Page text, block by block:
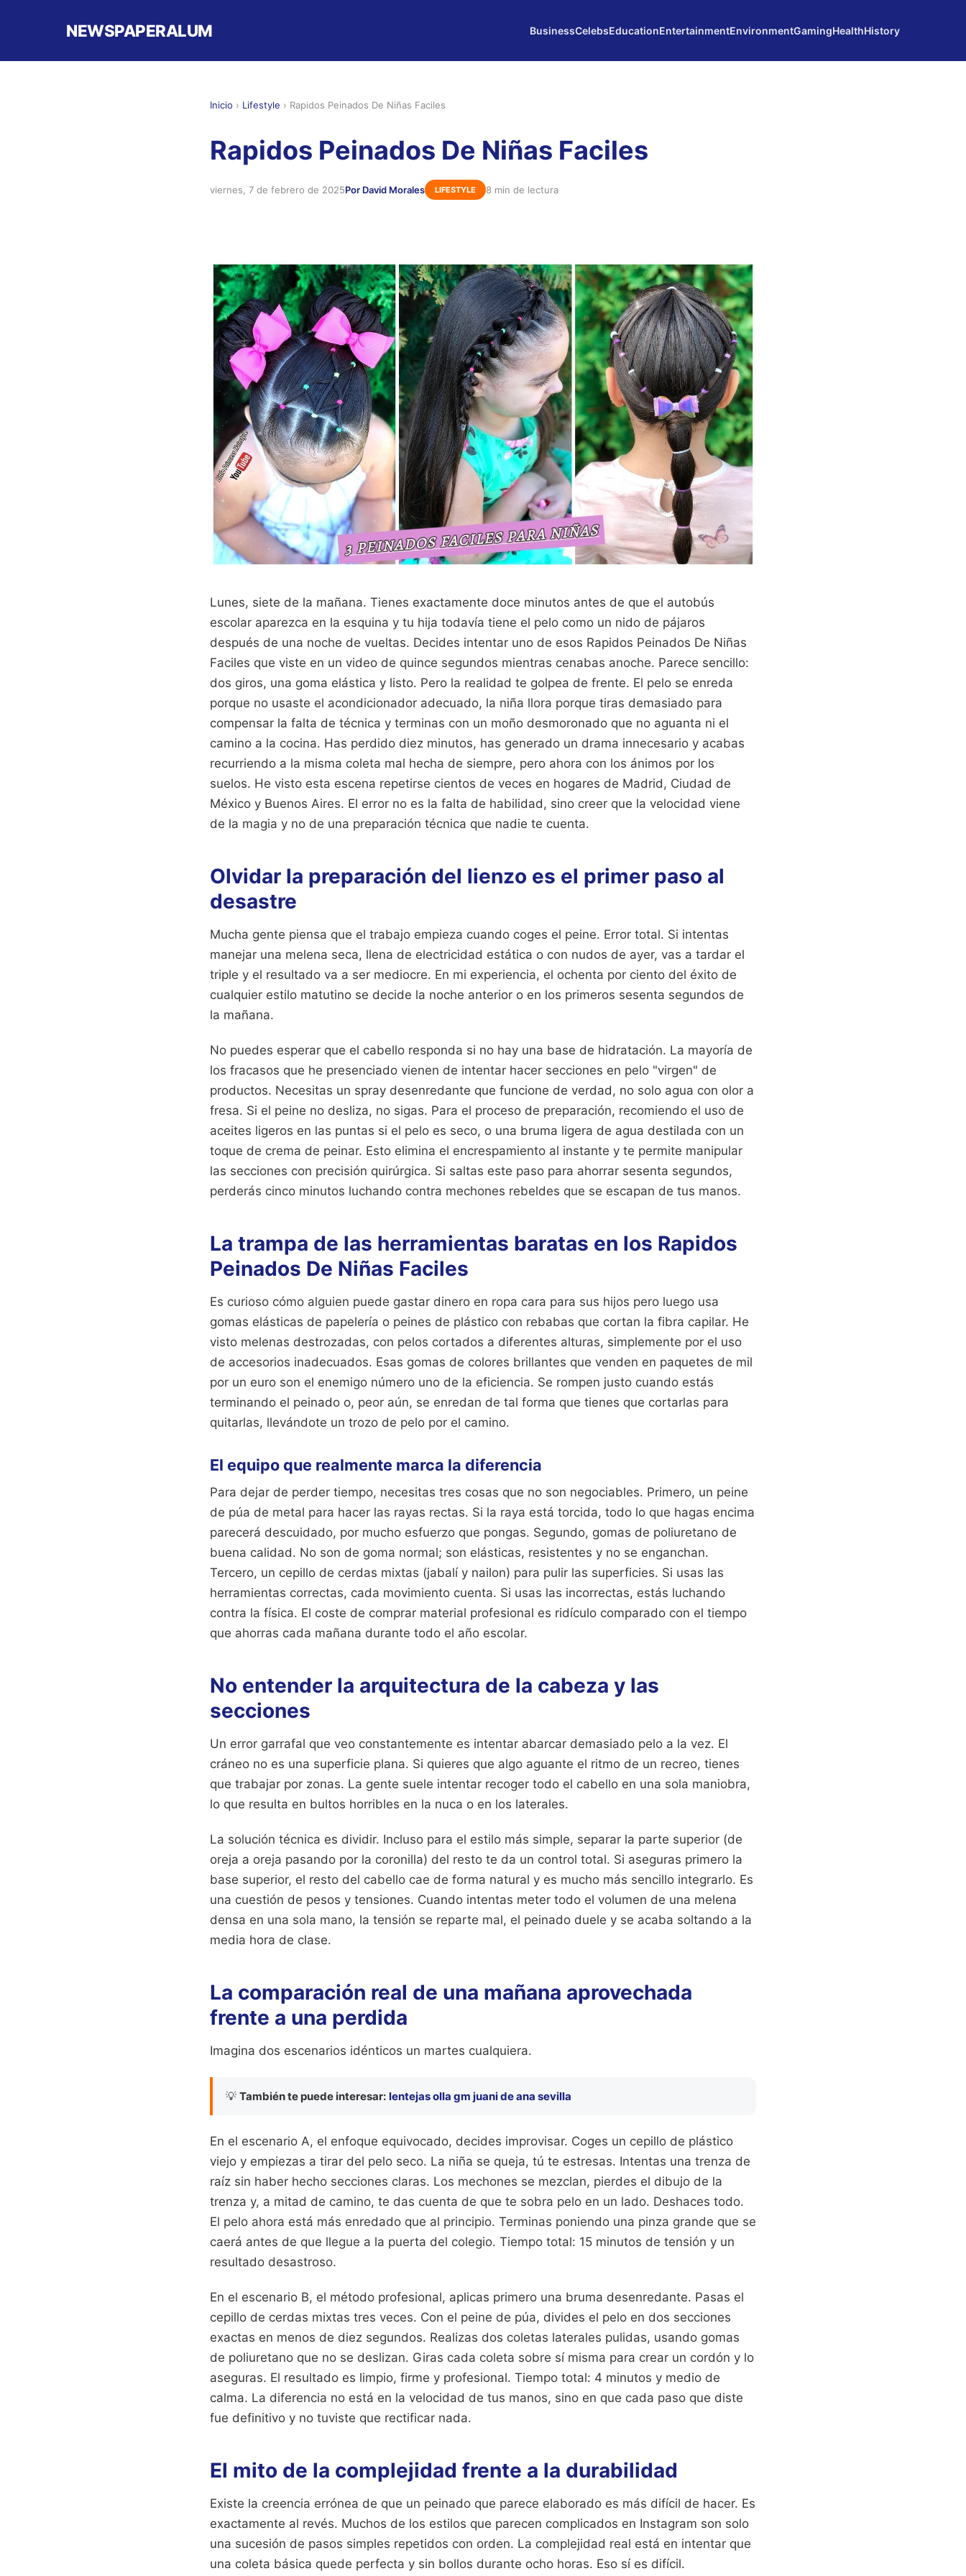
NEWSPAPERALUM BusinessCelebsEducationEntertainmentEnvironmentGamingHealthHistory
Inicio › Lifestyle › Rapidos Peinados De Niñas Faciles
Rapidos Peinados De Niñas Faciles
viernes, 7 de febrero de 2025Por David Morales LIFESTYLE 8 min de lectura
Lunes, siete de la mañana. Tienes exactamente doce minutos antes de que el autobús
escolar aparezca en la esquina y tu hija todavía tiene el pelo como un nido de pájaros
después de una noche de vueltas. Decides intentar uno de esos Rapidos Peinados De Niñas
Faciles que viste en un video de quince segundos mientras cenabas anoche. Parece sencillo:
dos giros, una goma elástica y listo. Pero la realidad te golpea de frente. El pelo se enreda
porque no usaste el acondicionador adecuado, la niña llora porque tiras demasiado para
compensar la falta de técnica y terminas con un moño desmoronado que no aguanta ni el
camino a la cocina. Has perdido diez minutos, has generado un drama innecesario y acabas
recurriendo a la misma coleta mal hecha de siempre, pero ahora con los ánimos por los
suelos. He visto esta escena repetirse cientos de veces en hogares de Madrid, Ciudad de
México y Buenos Aires. El error no es la falta de habilidad, sino creer que la velocidad viene
de la magia y no de una preparación técnica que nadie te cuenta.
Olvidar la preparación del lienzo es el primer paso al
desastre
Mucha gente piensa que el trabajo empieza cuando coges el peine. Error total. Si intentas
manejar una melena seca, llena de electricidad estática o con nudos de ayer, vas a tardar el
triple y el resultado va a ser mediocre. En mi experiencia, el ochenta por ciento del éxito de
cualquier estilo matutino se decide la noche anterior o en los primeros sesenta segundos de
la mañana.
No puedes esperar que el cabello responda si no hay una base de hidratación. La mayoría de
los fracasos que he presenciado vienen de intentar hacer secciones en pelo "virgen" de
productos. Necesitas un spray desenredante que funcione de verdad, no solo agua con olor a
fresa. Si el peine no desliza, no sigas. Para el proceso de preparación, recomiendo el uso de
aceites ligeros en las puntas si el pelo es seco, o una bruma ligera de agua destilada con un
toque de crema de peinar. Esto elimina el encrespamiento al instante y te permite manipular
las secciones con precisión quirúrgica. Si saltas este paso para ahorrar sesenta segundos,
perderás cinco minutos luchando contra mechones rebeldes que se escapan de tus manos.
La trampa de las herramientas baratas en los Rapidos
Peinados De Niñas Faciles
Es curioso cómo alguien puede gastar dinero en ropa cara para sus hijos pero luego usa
gomas elásticas de papelería o peines de plástico con rebabas que cortan la fibra capilar. He
visto melenas destrozadas, con pelos cortados a diferentes alturas, simplemente por el uso
de accesorios inadecuados. Esas gomas de colores brillantes que venden en paquetes de mil
por un euro son el enemigo número uno de la eficiencia. Se rompen justo cuando estás
terminando el peinado o, peor aún, se enredan de tal forma que tienes que cortarlas para
quitarlas, llevándote un trozo de pelo por el camino.
El equipo que realmente marca la diferencia
Para dejar de perder tiempo, necesitas tres cosas que no son negociables. Primero, un peine
de púa de metal para hacer las rayas rectas. Si la raya está torcida, todo lo que hagas encima
parecerá descuidado, por mucho esfuerzo que pongas. Segundo, gomas de poliuretano de
buena calidad. No son de goma normal; son elásticas, resistentes y no se enganchan.
Tercero, un cepillo de cerdas mixtas (jabalí y nailon) para pulir las superficies. Si usas las
herramientas correctas, cada movimiento cuenta. Si usas las incorrectas, estás luchando
contra la física. El coste de comprar material profesional es ridículo comparado con el tiempo
que ahorras cada mañana durante todo el año escolar.
No entender la arquitectura de la cabeza y las
secciones
Un error garrafal que veo constantemente es intentar abarcar demasiado pelo a la vez. El
cráneo no es una superficie plana. Si quieres que algo aguante el ritmo de un recreo, tienes
que trabajar por zonas. La gente suele intentar recoger todo el cabello en una sola maniobra,
lo que resulta en bultos horribles en la nuca o en los laterales.
La solución técnica es dividir. Incluso para el estilo más simple, separar la parte superior (de
oreja a oreja pasando por la coronilla) del resto te da un control total. Si aseguras primero la
base superior, el resto del cabello cae de forma natural y es mucho más sencillo integrarlo. Es
una cuestión de pesos y tensiones. Cuando intentas meter todo el volumen de una melena
densa en una sola mano, la tensión se reparte mal, el peinado duele y se acaba soltando a la
media hora de clase.
La comparación real de una mañana aprovechada
frente a una perdida
Imagina dos escenarios idénticos un martes cualquiera.
💡 También te puede interesar: lentejas olla gm juani de ana sevilla
En el escenario A, el enfoque equivocado, decides improvisar. Coges un cepillo de plástico
viejo y empiezas a tirar del pelo seco. La niña se queja, tú te estresas. Intentas una trenza de
raíz sin haber hecho secciones claras. Los mechones se mezclan, pierdes el dibujo de la
trenza y, a mitad de camino, te das cuenta de que te sobra pelo en un lado. Deshaces todo.
El pelo ahora está más enredado que al principio. Terminas poniendo una pinza grande que se
caerá antes de que llegue a la puerta del colegio. Tiempo total: 15 minutos de tensión y un
resultado desastroso.
En el escenario B, el método profesional, aplicas primero una bruma desenredante. Pasas el
cepillo de cerdas mixtas tres veces. Con el peine de púa, divides el pelo en dos secciones
exactas en menos de diez segundos. Realizas dos coletas laterales pulidas, usando gomas
de poliuretano que no se deslizan. Giras cada coleta sobre sí misma para crear un cordón y lo
aseguras. El resultado es limpio, firme y profesional. Tiempo total: 4 minutos y medio de
calma. La diferencia no está en la velocidad de tus manos, sino en que cada paso que diste
fue definitivo y no tuviste que rectificar nada.
El mito de la complejidad frente a la durabilidad
Existe la creencia errónea de que un peinado que parece elaborado es más difícil de hacer. Es
exactamente al revés. Muchos de los estilos que parecen complicados en Instagram son solo
una sucesión de pasos simples repetidos con orden. La complejidad real está en intentar que
una coleta básica quede perfecta y sin bollos durante ocho horas. Eso sí es difícil.